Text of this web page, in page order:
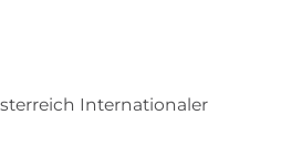
Internationaler